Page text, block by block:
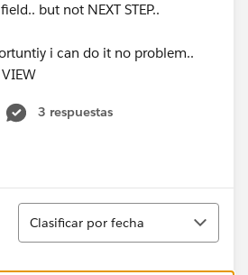
but not NEXT STEP..
i can do it no problem..
3 respuestas
Ordenar
Clasificar por fecha